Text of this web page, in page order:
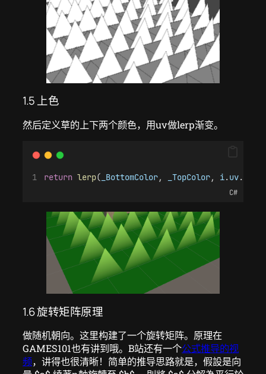
1.5 上色
然后定义草的上下两个颜色，用uv做lerp渐变。
return lerp( _BottomColor, _TopColor, i.uv.
C#
1.6 旋转矩阵原理
做随机朝向。这里构建了一个旋转矩阵。原理在
GAMES101也有讲到哦。B站还有一个公式推导的视
频，讲得也很清晰！简单的推导思路就是，假設是向